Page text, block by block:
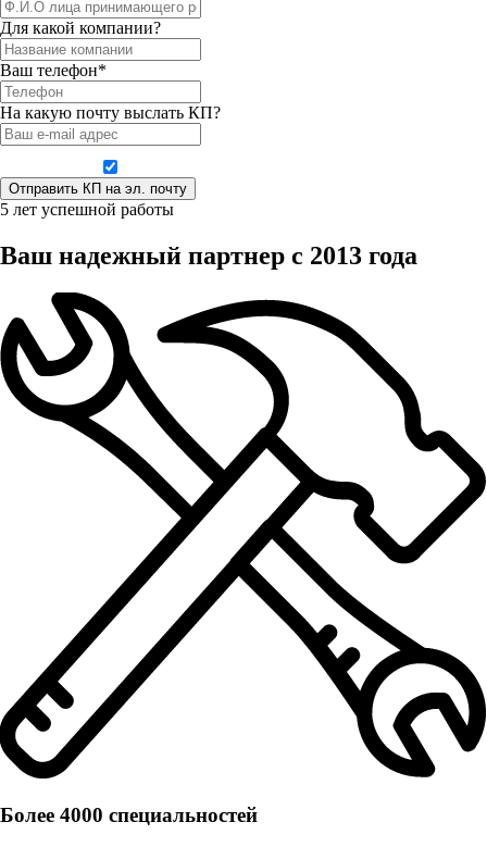
Для какой компании?
Ваш телефон*
На какую почту выслать КП?
5 лет успешной работы
Ваш надежный партнер с 2013 года
Более 4000 специальностей